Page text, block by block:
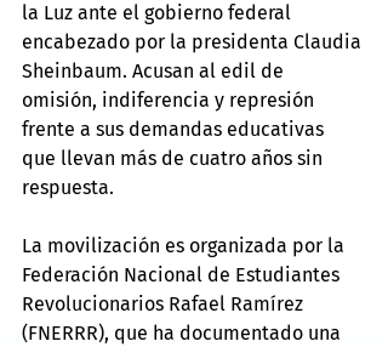
la Luz ante el gobierno federal
encabezado por la presidenta Claudia
Sheinbaum. Acusan al edil de
omisión, indiferencia y represión
frente a sus demandas educativas
que llevan más de cuatro años sin
respuesta.
La movilización es organizada por la
Federación Nacional de Estudiantes
Revolucionarios Rafael Ramírez
(FNERRR), que ha documentado una